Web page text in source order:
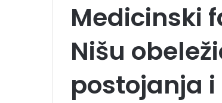
Medicinski
Nišu
postojanja